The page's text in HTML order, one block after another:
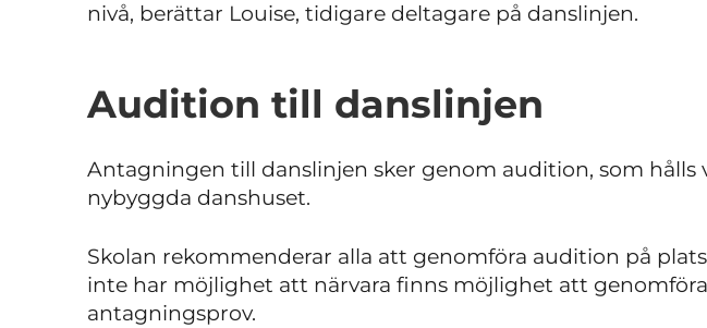
nivå, berättar Louise, tidigare deltagare på danslinjen.
Audition till danslinjen
Antagningen till danslinjen sker genom audition, som hålls
nybyggda danshuset.
Skolan rekommenderar alla att genomföra audition på
inte har möjlighet att närvara finns möjlighet att
antagningsprov.